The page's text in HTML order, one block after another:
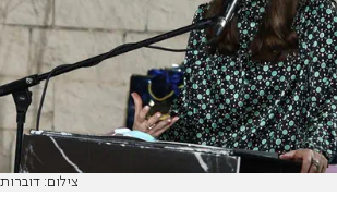
צילום: דוברות